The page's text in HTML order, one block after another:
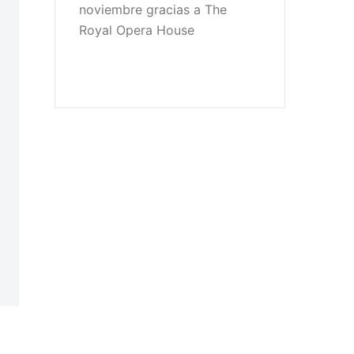
noviembre gracias a The
Royal Opera House